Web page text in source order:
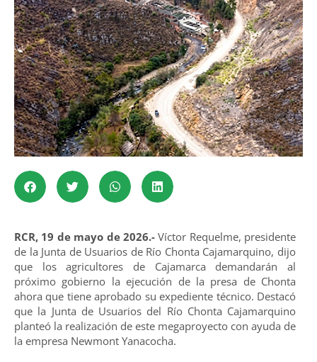
RCR, 19 de mayo de 2026.-Víctor Requelme, presidente
de la Junta de Usuarios de Río Chonta Cajamarquino, dijo
que los agricultores de Cajamarca demandarán al
próximo gobierno la ejecución de la presa de Chonta
ahora que tiene aprobado su expediente técnico. Destacó
que la Junta de Usuarios del Río Chonta Cajamarquino
planteó la realización de este megaproyecto con ayuda de
la empresa Newmont Yanacocha.